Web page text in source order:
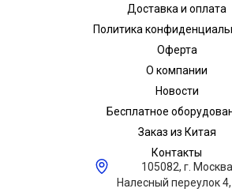
Доставка и оплата
Политика
Оферта
О компании
Новости
Бесплатное
Заказ из Китая
Контакты
105082, г.
Налесный переулок 4,